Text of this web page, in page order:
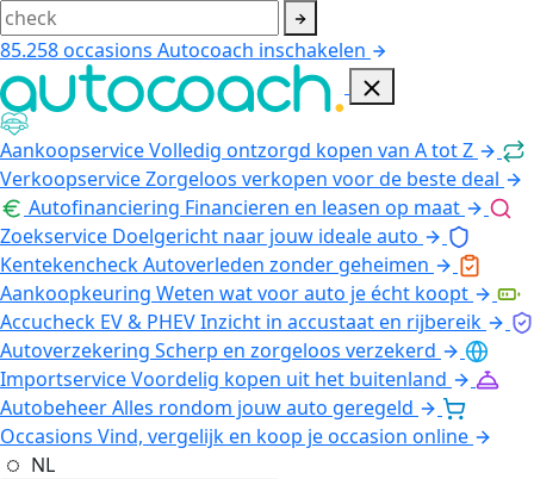
85.258occasions Autocoach inschakelen
AankoopserviceVolledig ontzorgd kopen van A tot Z
VerkoopserviceZorgeloos verkopen voor de beste deal
Autofinanciering Financieren en leasen op maat
Zoekservice Doelgericht naar jouw ideale auto
KentekencheckAutoverleden zonder geheimen
Aankoopkeuring Weten wat voor auto je écht koopt
Accucheck EV & PHEVInzicht in accustaat en rijbereik
Autoverzekering Scherp en zorgeloos verzekerd
ImportserviceVoordelig kopen uit het buitenland
AutobeheerAlles rondom jouw auto geregeld
Occasions Vind, vergelijk en koop je occasion online
NL